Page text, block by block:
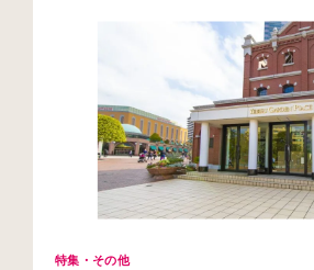
特集・その他